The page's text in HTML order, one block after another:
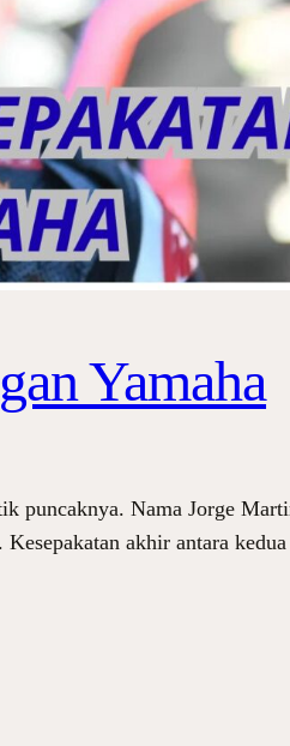
Yamaha
puncaknya. Nama Jorge
akhir antara